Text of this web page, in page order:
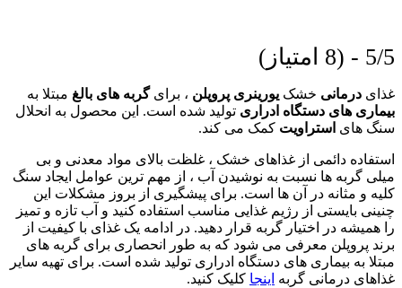
5/5 - (8 امتیاز)
غذای درمانی خشک یورینری پروپلن ، برای گربه های بالغ مبتلا به
بیماری های دستگاه ادراری تولید شده است. این محصول به انحلال
سنگ های استراویت کمک می کند.
استفاده دائمی از غذاهای خشک ، غلظت بالای مواد معدنی و بی
میلی گربه ها نسبت به نوشیدن آب ، از مهم ترین عوامل ایجاد سنگ
کلیه و مثانه در آن ها است. برای پیشگیری از بروز مشکلات این
چنینی بایستی از رژیم غذایی مناسب استفاده کنید و آب تازه و تمیز
را همیشه در اختیار گربه قرار دهید. در ادامه یک غذای با کیفیت از
برند پروپلن معرفی می شود که به طور انحصاری برای گربه های
مبتلا به بیماری های دستگاه ادراری تولید شده است. برای تهیه سایر
غذاهای درمانی گربه اینجا کلیک کنید.